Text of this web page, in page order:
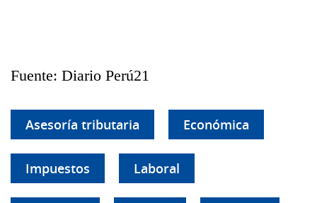
Fuente: Diario Perú21
Asesoría tributaria Económica
Impuestos Laboral